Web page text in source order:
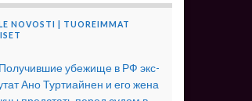
NOVOSTI | TUOREIMMAT
убежище в РФ экс-
Ано Туртиайнен и его жена